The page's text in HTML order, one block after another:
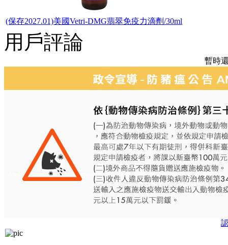
(保存2027.01)美國Vetri-DMG翡翠免疫力滴劑/30ml
用戶評論
暫時